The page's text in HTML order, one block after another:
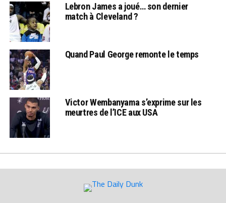
Lebron James a joué… son dernier
match à Cleveland ?
Quand Paul George remonte le temps
Victor Wembanyama s’exprime sur les
meurtres de l’ICE aux USA